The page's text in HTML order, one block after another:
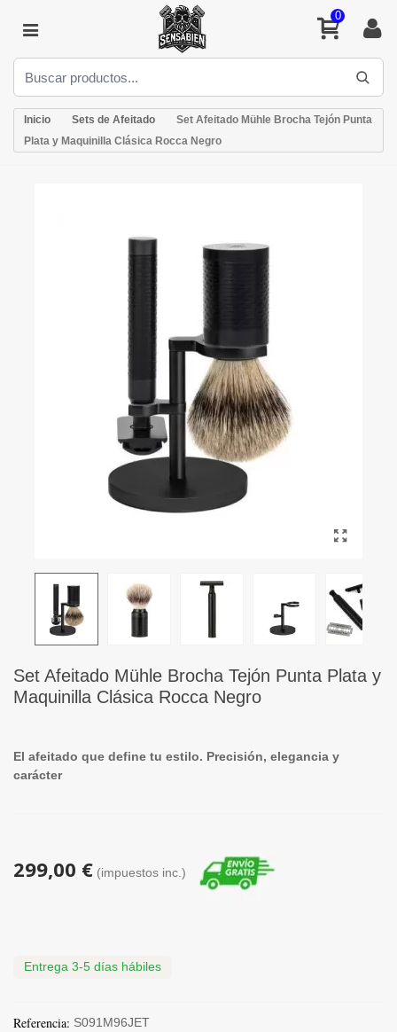
0
Inicio Sets de Afeitado
Set Afeitado Mühle Brocha Tejón Punta
Plata y Maquinilla Clásica Rocca Negro
Set Afeitado Mühle Brocha Tejón Punta Plata y
Maquinilla Clásica Rocca Negro
El afeitado que define tu estilo. Precisión, elegancia y
carácter
299,00 € (impuestos inc.)
Entrega 3-5 días hábiles
Referencia: S091M96JET